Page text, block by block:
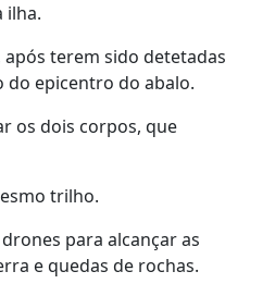
ilha.
terem sido detetadas
do epicentro do abalo.
os dois corpos, que
trilho.
para alcançar as
e quedas de rochas.